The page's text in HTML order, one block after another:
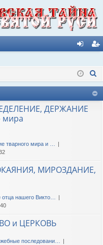
д ис
тр
ДЕРЖАНИЕ
мира
тварного мира и …
МИРОЗДАНИЕ,
отца нашего Викто…
и ЦЕРКОВЬ
последовани…